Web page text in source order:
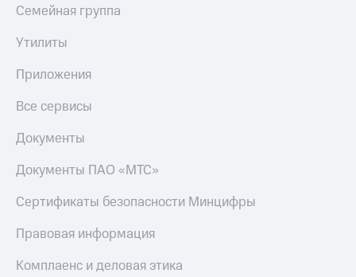
Семейная группа
Утилиты
Приложения
Все сервисы
Документы
Документы ПАО «МТС»
Сертификаты безопасности Минцифры
Правовая информация
Комплаенс и деловая этика